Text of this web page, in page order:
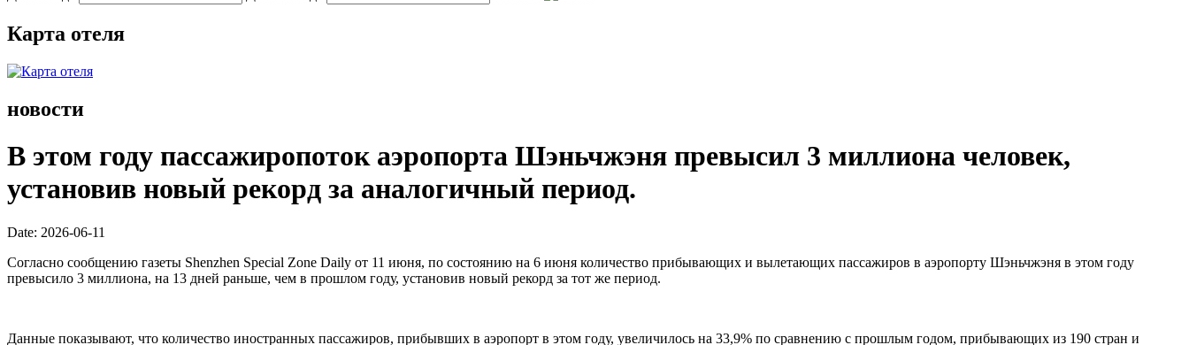
Карта отеля
новости
В этом году пассажиропоток аэропорта Шэньчжэня превысил 3 миллиона человек,
установив новый рекорд за аналогичный период.
Date: 2026-06-11
Согласно сообщению газеты Shenzhen Special Zone Daily от 11 июня, по состоянию на 6 июня количество прибывающих и вылетающих пассажиров в аэропорту Шэньчжэня в этом году
превысило 3 миллиона, на 13 дней раньше, чем в прошлом году, установив новый рекорд за тот же период.
Данные показывают, что количество иностранных пассажиров, прибывших в аэропорт в этом году, увеличилось на 33,9% по сравнению с прошлым годом, прибывающих из 190 стран и